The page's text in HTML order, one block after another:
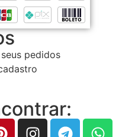
pedidos